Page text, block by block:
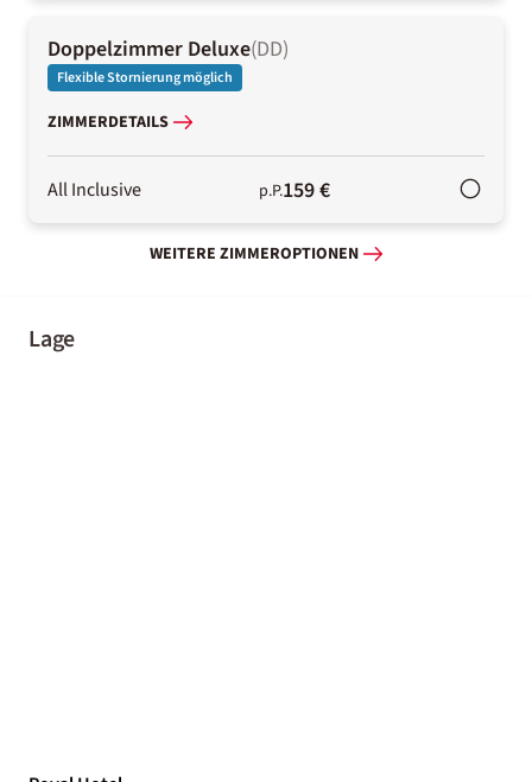
Doppelzimmer Deluxe(DD)
Flexible Stornierung möglich
ZIMMERDETAILS
All Inclusive p.P.159 €
WEITERE ZIMMEROPTIONEN
Lage